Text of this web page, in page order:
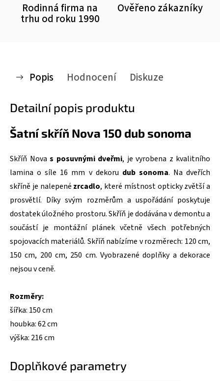
Rodinná firma na
trhu od roku 1990
Ověřeno zákazníky
Popis Hodnocení Diskuze
Detailní popis produktu
Šatní skříň Nova 150 dub sonoma
Skříň Nova s posuvnými dveřmi, je vyrobena z kvalitního
lamina o síle 16 mm v dekoru dub sonoma. Na dveřích
skříně je nalepené zrcadlo, které místnost opticky zvětší a
prosvětlí. Díky svým rozměrům a uspořádání poskytuje
dostatek úložného prostoru. Skříň je dodávána v demontu a
součástí je montážní plánek včetně všech potřebných
spojovacích materiálů. Skříň nabízíme v rozměrech: 120 cm,
150 cm, 200 cm, 250 cm. Vyobrazené doplňky a dekorace
nejsou v ceně.
Rozměry:
šířka: 150 cm
houbka: 62 cm
výška: 216 cm
Doplňkové parametry